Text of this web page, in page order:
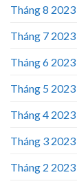
Tháng 8 2023
Tháng 7 2023
Tháng 6 2023
Tháng 5 2023
Tháng 4 2023
Tháng 3 2023
Tháng 2 2023